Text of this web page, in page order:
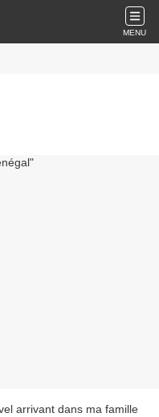
MENU
arrivant dans ma famille